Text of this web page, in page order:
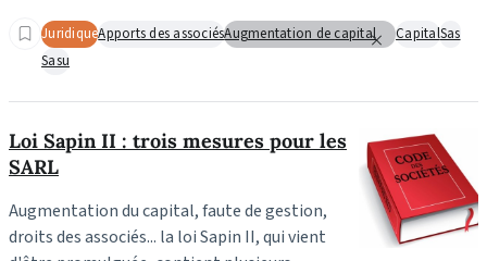
JuridiqueApports des associésAugmentation de capital CapitalSas
Sasu
Loi Sapin II : trois mesures pour les
SARL
Augmentation du capital, faute de gestion,
droits des associés... la loi Sapin II, qui vient